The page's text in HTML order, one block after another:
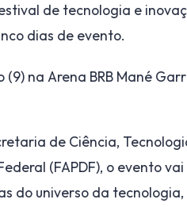
de tecnologia e
dias de evento.
(9) na Arena BRB Mané
de Ciência,
(FAPDF), o evento
do universo da